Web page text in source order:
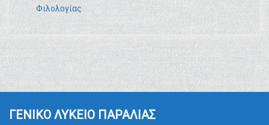
Φιλολογίας
ΓΕΝΙΚΟ ΛΥΚΕΙΟ ΠΑΡΑΛΙΑΣ